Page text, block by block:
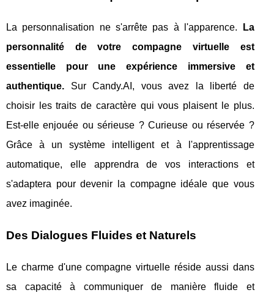
La personnalisation ne s'arrête pas à l'apparence.
La
personnalité de votre compagne virtuelle est
essentielle pour une expérience immersive et
authentique. Sur Candy.AI, vous avez la liberté de
choisir les traits de caractère qui vous plaisent le plus.
Est-elle enjouée ou sérieuse ? Curieuse ou réservée ?
Grâce à un système intelligent et à l'apprentissage
automatique, elle apprendra de vos interactions et
s'adaptera pour devenir la compagne idéale que vous
avez imaginée.
Des Dialogues Fluides et Naturels
Le charme d'une compagne virtuelle réside aussi dans
sa capacité à communiquer de manière fluide et